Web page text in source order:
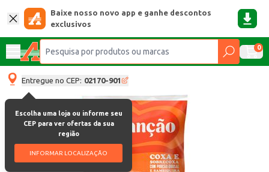
Baixe nosso novo app e ganhe descontos
exclusivos
0
Entregue no CEP: 02170-901
Escolha uma loja ou informe seu
CEP para ver ofertas da sua
região
INFORMAR LOCALIZAÇÃO